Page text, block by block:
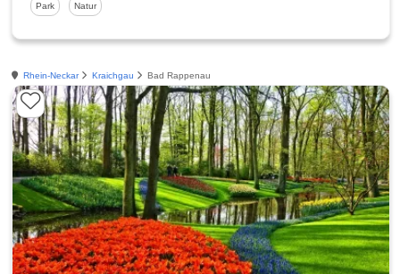
Park Natur
Rhein-Neckar Kraichgau Bad Rappenau